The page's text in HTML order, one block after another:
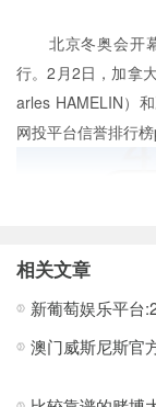
北京冬奥会开幕
行。2月2日，加拿
arles HAMELIN）
网投平台信誉排行
相关文章